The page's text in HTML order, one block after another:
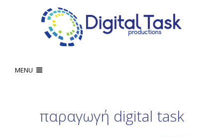
MENU
παραγωγή digital task